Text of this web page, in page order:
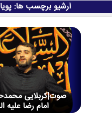
آرشیو برچسب ها:
صوت|کربلایی
امام رضا علیه